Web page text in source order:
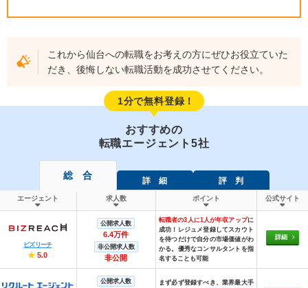
これから仙台への転職をお考えの方にぜひお役立ていた
だき、後悔しない転職活動を成功させてください。
1分で無料登録！
おすすめの
転職エージェント5社
総 合 詳 細 評 判
エージェント 求人数 ポイント 公式サイト
ビズリーチ
★ 5.0
公開求人数
6.4万件
非公開求人数
非公開
転職者の3人に1人が年収アップに
成功！レジュメ登録してスカウト
を待つだけで自分の市場価値がわ
かる。優秀なコンサルタントを指
名することも可能
詳細
公開求人数
まず必ず登録すべき、業界最大手